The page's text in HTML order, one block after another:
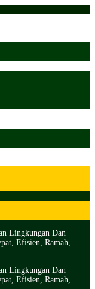
Lingkungan Dan
Efisien, Ramah,
Lingkungan Dan
Efisien, Ramah,